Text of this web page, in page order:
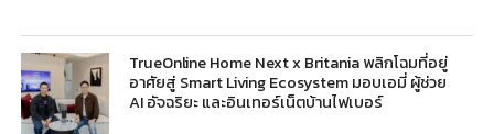
TrueOnline Home Next x Britania พลิกโฉมที่อยู่
อาศัยสู่ Smart Living Ecosystem มอบเอมี่ ผู้ช่วย
AI อัจฉริยะ และอินเทอร์เน็ตบ้านไฟเบอร์